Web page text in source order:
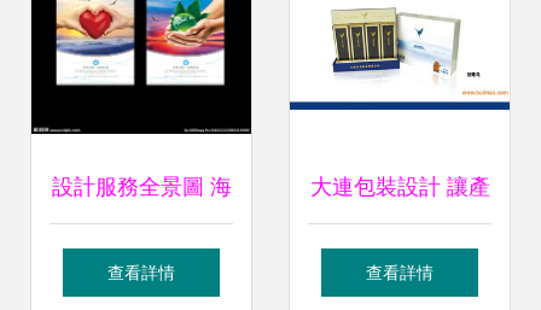
設計服務全景圖 海
報設計、廣告設計
查看詳情
大連包裝設計 讓產
品脫穎而出的關鍵
查看詳情